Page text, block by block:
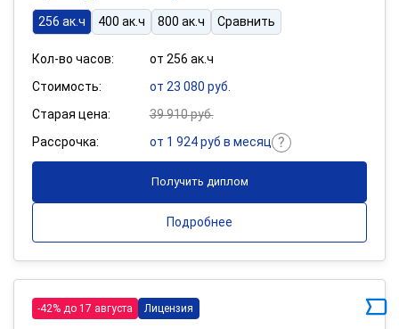
256 ак.ч 400 ак.ч 800 ак.ч Сравнить
Кол-во часов:
от 256 ак.ч
Стоимость:
от 23 080 руб.
Старая цена:
39 910 руб.
Рассрочка:
от 1 924 руб в месяц
Получить диплом
Подробнее
-42% до 17 августа Лицензия